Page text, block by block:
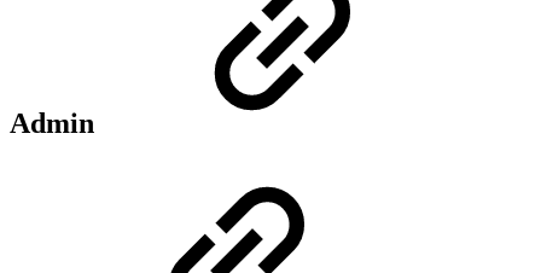
Admin